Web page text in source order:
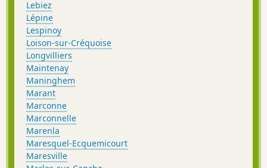
Lebiez
Lépine
Lespinoy
Loison-sur-Créquoise
Longvilliers
Maintenay
Maninghem
Marant
Marconne
Marconnelle
Marenla
Maresquel-Ecquemicourt
Maresville